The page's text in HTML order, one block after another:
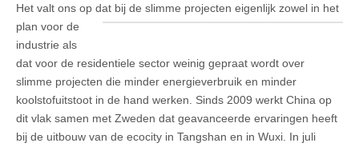
Het valt ons op dat bij de slimme projecten eigenlijk zowel in het
plan voor de
industrie als
dat voor de residentiele sector weinig gepraat wordt over
slimme projecten die minder energieverbruik en minder
koolstofuitstoot in de hand werken. Sinds 2009 werkt China op
dit vlak samen met Zweden dat geavanceerde ervaringen heeft
bij de uitbouw van de ecocity in Tangshan en in Wuxi. In juli